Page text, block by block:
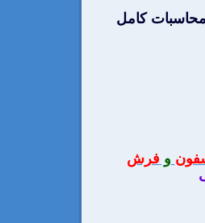
محاسبات كامل
و فرش